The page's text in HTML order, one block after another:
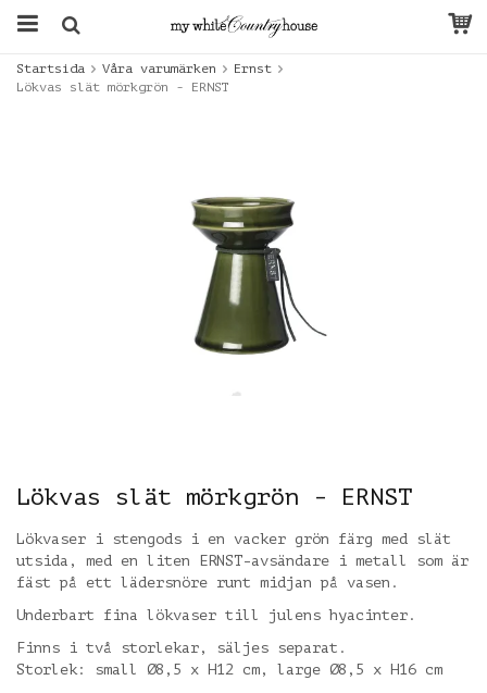
Startsida Våra varumärken
Ernst
Lökvas slät mörkgrön - ERNST
Lökvas slät mörkgrön - ERNST
Lökvaser i stengods i en vacker grön färg med slät
utsida, med en liten ERNST-avsändare i metall som är
fäst på ett lädersnöre runt midjan på vasen.
Underbart fina lökvaser till julens hyacinter.
Finns i två storlekar, säljes separat.
Storlek: small Ø8,5 x H12 cm, large Ø8,5 x H16 cm